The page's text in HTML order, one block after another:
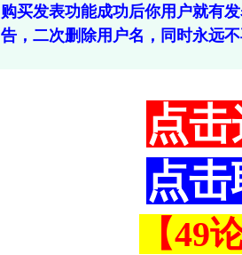
购买发表功能成功后你用户就有
告，二次删除用户名，同时永远
点
点
【49